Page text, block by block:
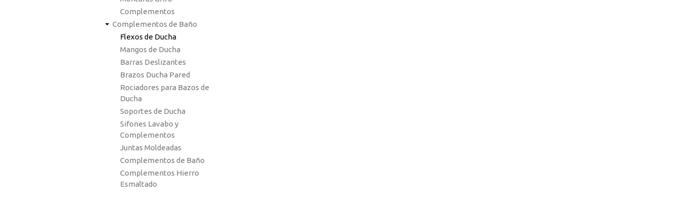
Complementos
Complementos de Baño
Flexos de Ducha
Mangos de Ducha
Barras Deslizantes
Brazos Ducha Pared
Rociadores para Bazos de
Ducha
Soportes de Ducha
Sifones Lavabo y
Complementos
Juntas Moldeadas
Complementos de Baño
Complementos Hierro
Esmaltado